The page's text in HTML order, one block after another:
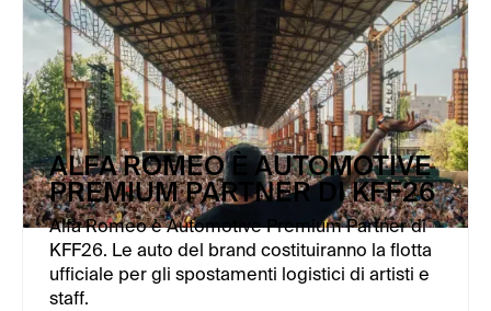
ALFA ROMEO È AUTOMOTIVE
PREMIUM PARTNER DI KFF26
Alfa Romeo è Automotive Premium Partner di
KFF26. Le auto del brand costituiranno la flotta
ufficiale per gli spostamenti logistici di artisti e
staff.